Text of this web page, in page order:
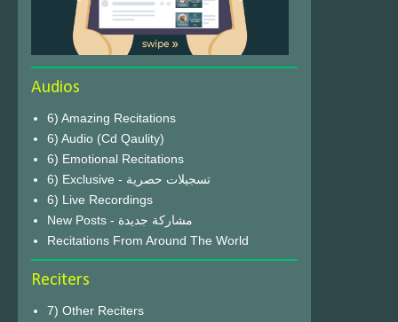
Audios
6) Amazing Recitations
6) Audio (Cd Qaulity)
6) Emotional Recitations
6) Exclusive - تسجيلات حصرية
6) Live Recordings
New Posts - مشاركة جديدة
Recitations From Around The World
Reciters
7) Other Reciters